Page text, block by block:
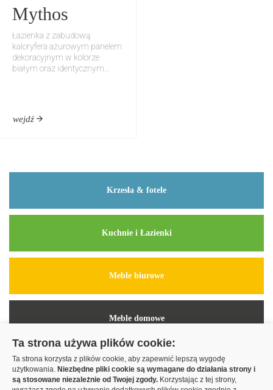
Ta strona używa plików cookie:
Ta strona korzysta z plików cookie, aby zapewnić lepszą wygodę
użytkowania. Niezbędne pliki cookie są wymagane do działania strony i
są stosowane niezależnie od Twojej zgody. Korzystając z tej strony,
Mythos
Łazienka z zabudową
kaloryfera ażurowym panelem
dekoracyjnym w kolorze
białym oraz identycznym...
wejdź
Krzesła & fotele
Kuchnie i Łazienki
Meble biurowe
Meble domowe
Szafy Komandor